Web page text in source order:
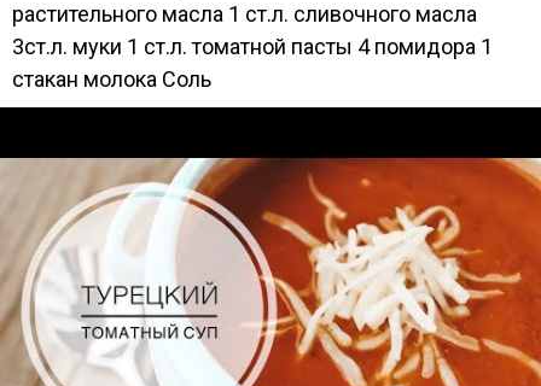
растительного масла 1 ст.л. сливочного масла
3ст.л. муки 1 ст.л. томатной пасты 4 помидора 1
стакан молока Соль